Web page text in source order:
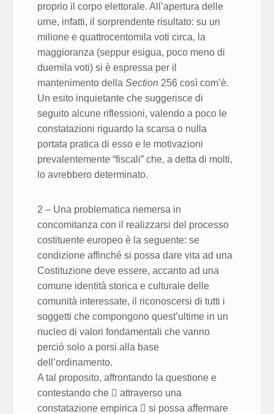
proprio il corpo elettorale. All’apertura delle
urne, infatti, il sorprendente risultato: su un
milione e quattrocentomila voti circa, la
maggioranza (seppur esigua, poco meno di
duemila voti) si è espressa per il
mantenimento dellaSection 256 così com’è.
Un esito inquietante che suggerisce di
seguito alcune riflessioni, valendo a poco le
constatazioni riguardo la scarsa o nulla
portata pratica di esso e le motivazioni
prevalentemente “fiscali” che, a detta di molti,
lo avrebbero determinato.
2 – Una problematica riemersa in
concomitanza con il realizzarsi del processo
costituente europeo è la seguente: se
condizione affinché si possa dare vita ad una
Costituzione deve essere, accanto ad una
comune identità storica e culturale delle
comunità interessate, il riconoscersi di tutti i
soggetti che compongono quest’ultime in un
nucleo di valori fondamentali che vanno
perciò solo a porsi alla base
dell’ordinamento.
A tal proposito, affrontando la questione e
contestando che  attraverso una
constatazione empirica  si possa affermare